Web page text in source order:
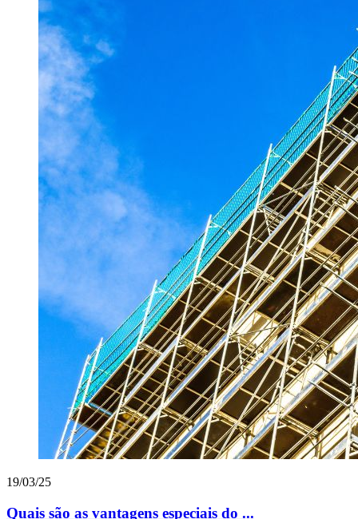
19/03/25
Quais são as vantagens especiais do ...